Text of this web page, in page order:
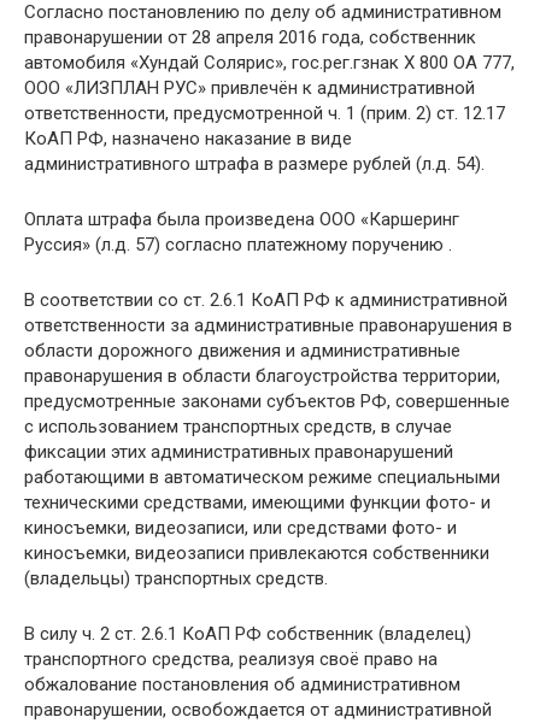
Согласно постановлению по делу об административном
правонарушении от 28 апреля 2016 года, собственник
автомобиля «Хундай Солярис», гос.рег.гзнак Х 800 ОА 777,
ООО «ЛИЗПЛАН РУС» привлечён к административной
ответственности, предусмотренной ч. 1 (прим. 2) ст. 12.17
КоАП РФ, назначено наказание в виде
административного штрафа в размере рублей (л.д. 54).
Оплата штрафа была произведена ООО «Каршеринг
Руссия» (л.д. 57) согласно платежному поручению .
В соответствии со ст. 2.6.1 КоАП РФ к административной
ответственности за административные правонарушения в
области дорожного движения и административные
правонарушения в области благоустройства территории,
предусмотренные законами субъектов РФ, совершенные
с использованием транспортных средств, в случае
фиксации этих административных правонарушений
работающими в автоматическом режиме специальными
техническими средствами, имеющими функции фото- и
киносъемки, видеозаписи, или средствами фото- и
киносъемки, видеозаписи привлекаются собственники
(владельцы) транспортных средств.
В силу ч. 2 ст. 2.6.1 КоАП РФ собственник (владелец)
транспортного средства, реализуя своё право на
обжалование постановления об административном
правонарушении, освобождается от административной